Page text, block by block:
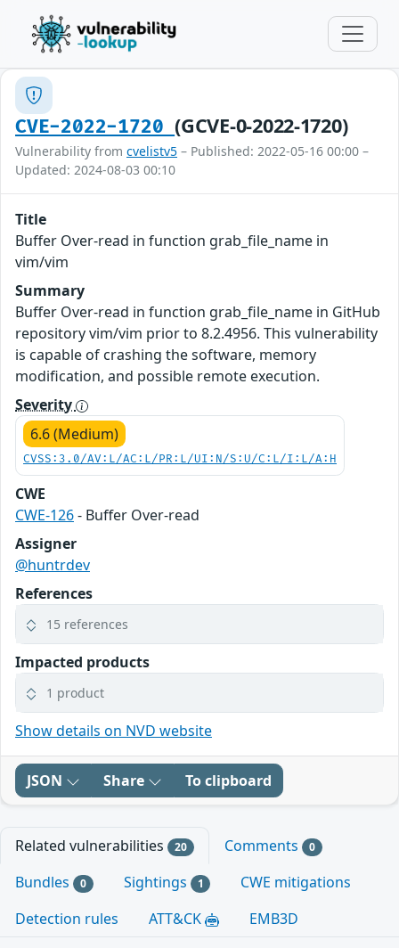
CVE-2022-1720(GCVE-0-2022-1720)
Vulnerability from cvelistv5 – Published: 2022-05-16 00:00 –
Updated: 2024-08-03 00:10
Title
Buffer Over-read in function grab_file_name in
vim/vim
Summary
Buffer Over-read in function grab_file_name in GitHub
repository vim/vim prior to 8.2.4956. This vulnerability
is capable of crashing the software, memory
modification, and possible remote execution.
Severity
6.6 (Medium)
CVSS:3.0/AV:L/AC:L/PR:L/UI:N/S:U/C:L/I:L/A:H
CWE
CWE-126- Buffer Over-read
Assigner
@huntrdev
References
15 references
Impacted products
1 product
Show details on NVD website
JSON Share To clipboard
Related vulnerabilities 20 Comments 0
Bundles 0 Sightings 1
CWE mitigations
Detection rules
ATT&CK EMB3D